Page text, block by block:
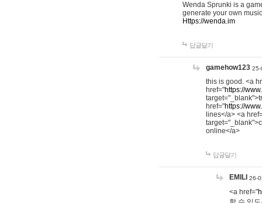
Wenda Sprunki is a
generate your own
Https://wenda.im
답글달기
gamehow123 25-
this is good. <a
href="https://
href="https://
lines</a> <a
online</a>
답글달기
EMILI 26-
<a href="